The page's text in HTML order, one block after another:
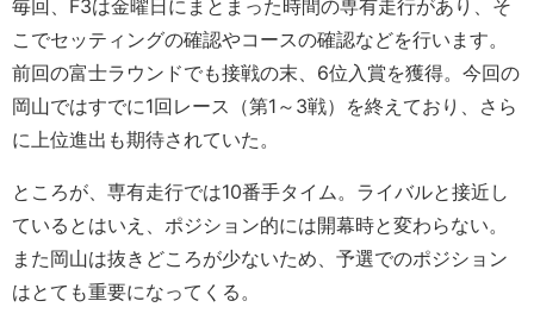
毎回、F3は金曜日にまとまった時間の専有走行があり、そ
こでセッティングの確認やコースの確認などを行います。
前回の富士ラウンドでも接戦の末、6位入賞を獲得。今回の
岡山ではすでに1回レース（第1～3戦）を終えており、さら
に上位進出も期待されていた。
ところが、専有走行では10番手タイム。ライバルと接近し
ているとはいえ、ポジション的には開幕時と変わらない。
また岡山は抜きどころが少ないため、予選でのポジション
はとても重要になってくる。